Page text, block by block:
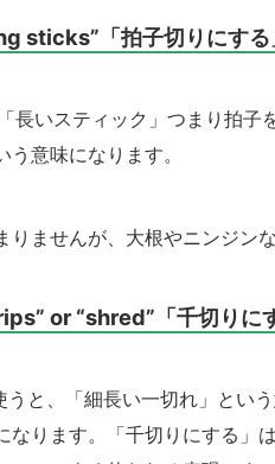
sticks”「拍子切りにする
長いスティック」つまり拍
意味になります。
りませんが、大根やニンジン
or “shred”「千切りに
うと、「細長い一切れ」と
なります。「千切りにする」